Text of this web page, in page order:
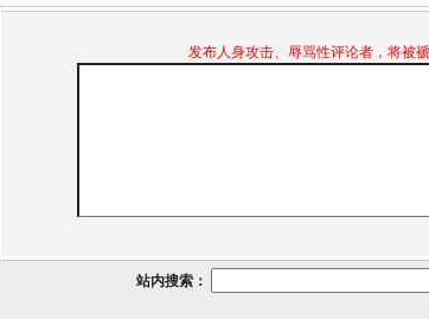
发布人身攻击、辱骂性评论者，将被
站内搜索：